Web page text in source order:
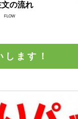
文の流れ
FLOW
ます！